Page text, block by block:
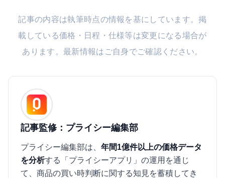
記事の内容は執筆時点の情報を基にしています。掲
載している価格・日程・仕様等は変更になる場合が
あります。最新情報はご自身でご確認ください。
記事監修：プライシー編集部
プライシー編集部は、 年間1億件以上の価格データ
を分析する「プライシーアプリ」の運用を通じ
て、商品の買い時判断に関する知見を蓄積してき